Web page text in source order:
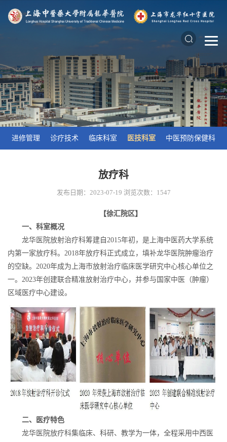
进修管理 诊疗技术 临床科室 医技科室 中医预防保健科
放疗科
发布日期：2023-07-19 浏览次数： 1547
【徐汇院区】
一、科室概况
龙华医院放射治疗科筹建自2015年初，是上海中医药大学系统
内第一家放疗科。2018年放疗科正式成立，填补龙华医院肿瘤治疗
的空缺。2020年成为上海市放射治疗临床医学研究中心核心单位之
一。2023年创建联合精准放射治疗中心，并参与国家中医（肿瘤）
区域医疗中心建设。
二、医疗特色
龙华医院放疗科集临床、科研、教学为一体，全程采用中西医